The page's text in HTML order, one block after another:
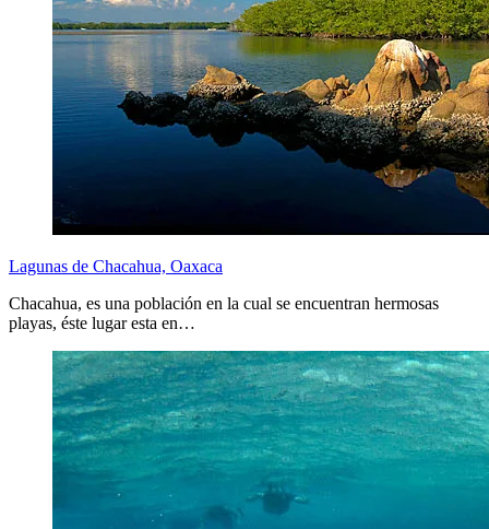
Lagunas de Chacahua, Oaxaca
Chacahua, es una población en la cual se encuentran hermosas
playas, éste lugar esta en…